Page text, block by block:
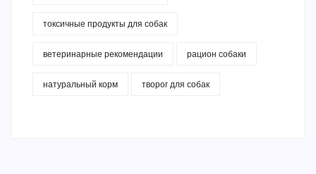
токсичные продукты для собак
ветеринарные рекомендации рацион собаки
натуральный корм творог для собак